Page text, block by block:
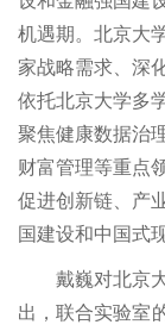
机遇期。北京大
家战略需求、深
依托北京大学多
聚焦健康数据治
财富管理等重点
促进创新链、产
国建设和中国式
戴巍对北京
出，联合实验室